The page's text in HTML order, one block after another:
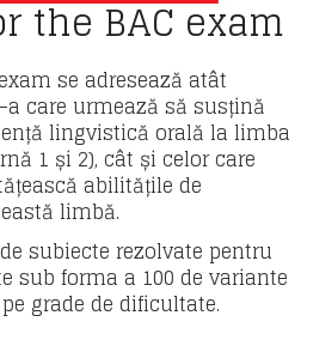
the BAC exam
se adresează atât
care urmează să susțină
lingvistică orală la limba
1 și 2), cât și celor care
abilitățile de
limbă.
subiecte rezolvate pentru
sub forma a 100 de variante
grade de dificultate.